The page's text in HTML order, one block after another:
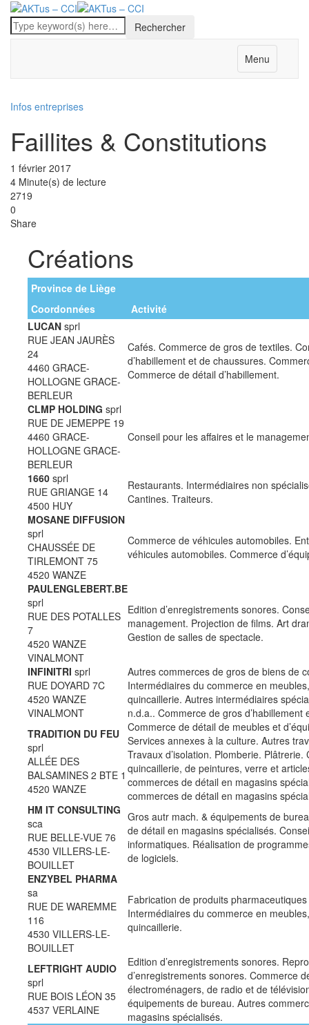
Menu
Infos entreprises
Faillites & Constitutions
1 février 2017
4 Minute(s) de lecture
2719
0
Share
Créations
Province de Liège
Coordonnées
Activité
LUCAN sprl
RUE JEAN JAURÈS
24
4460 GRACE-
HOLLOGNE GRACE-
BERLEUR
Cafés. Commerce de gros de textiles.
d’habillement et de chaussures.
Commerce de détail d’habillement.
CLMP HOLDING sprl
RUE DE JEMEPPE 19
4460 GRACE-
HOLLOGNE GRACE-
BERLEUR
Conseil pour les affaires et le
1660 sprl
RUE GRIANGE 14
4500 HUY
Restaurants. Intermédiaires non
Cantines. Traiteurs.
MOSANE DIFFUSION
sprl
CHAUSSÉE DE
TIRLEMONT 75
4520 WANZE
Commerce de véhicules automobiles.
véhicules automobiles. Commerce
PAULENGLEBERT.BE
sprl
RUE DES POTALLES
7
4520 WANZE
VINALMONT
Edition d’enregistrements sonores.
management. Projection de films. Art
Gestion de salles de spectacle.
INFINITRI sprl
RUE DOYARD 7C
4520 WANZE
VINALMONT
Autres commerces de gros de biens de
Intermédiaires du commerce en
quincaillerie. Autres intermédiaires
n.d.a.. Commerce de gros d’habillement
TRADITION DU FEU
sprl
ALLÉE DES
BALSAMINES 2 BTE 1
4520 WANZE
Commerce de détail de meubles et
Services annexes à la culture. Autres
Travaux d’isolation. Plomberie.
quincaillerie, de peintures, verre et
commerces de détail en magasins
commerces de détail en magasins
HM IT CONSULTING
sca
RUE BELLE-VUE 76
4530 VILLERS-LE-
BOUILLET
Gros autr mach. & équipements de
de détail en magasins spécialisés.
informatiques. Réalisation de
de logiciels.
ENZYBEL PHARMA
sa
RUE DE WAREMME
116
4530 VILLERS-LE-
BOUILLET
Fabrication de produits
Intermédiaires du commerce en
quincaillerie.
LEFTRIGHT AUDIO
sprl
RUE BOIS LÉON 35
4537 VERLAINE
Edition d’enregistrements sonores.
d’enregistrements sonores. Commerce
électroménagers, de radio et de
équipements de bureau. Autres
magasins spécialisés.